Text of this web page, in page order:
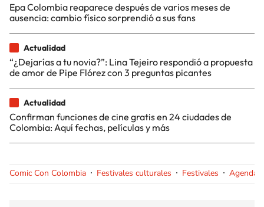
Epa Colombia reaparece después de varios meses de
ausencia: cambio físico sorprendió a sus fans
Actualidad
“¿Dejarías a tu novia?”: Lina Tejeiro respondió a propuesta
de amor de Pipe Flórez con 3 preguntas picantes
Actualidad
Confirman funciones de cine gratis en 24 ciudades de
Colombia: Aquí fechas, películas y más
Comic Con Colombia Festivales culturales Festivales Agenda